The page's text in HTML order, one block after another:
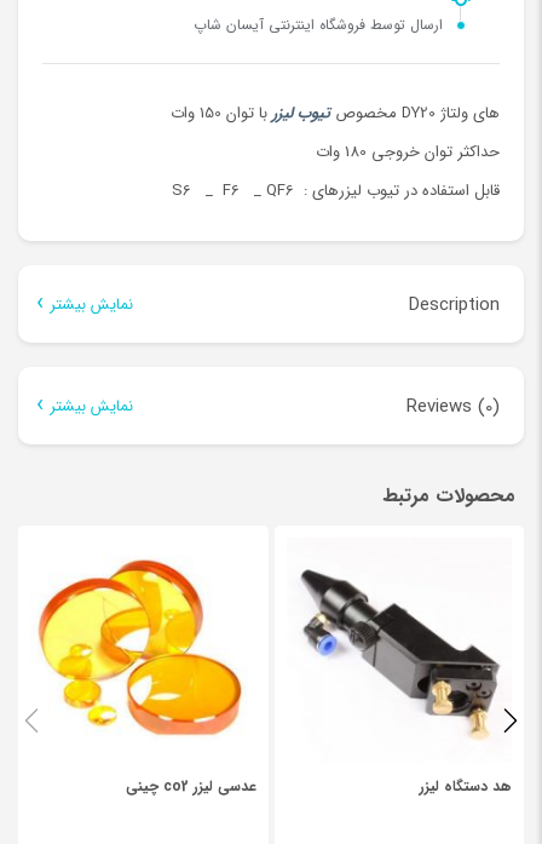
ارسال توسط فروشگاه اینترنتی آیسان شاپ
های ولتاژ DY20 مخصوص تیوب لیزربا توان 150 وات
حداکثر توان خروجی 180 وات
قابل استفاده در تیوب لیزرهای : S6 _ F6 _ QF6
Description نمایش بیشتر
های ولتاژ DY20 مخصوص تیوب لیزربا توان 150 وات
حداکثر توان خروجی 180 وات
Reviews (0) نمایش بیشتر
Be the first to review “های ولتاژ DY20”
Your rating
Your review
محصولات مرتبط
هد دستگاه لیزر عدسی لیزر co2 چینی